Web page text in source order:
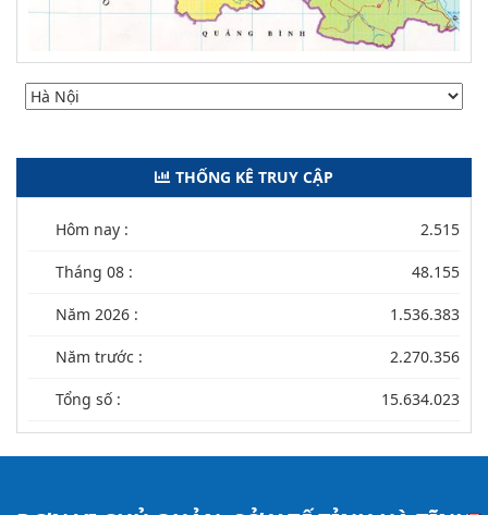
THỐNG KÊ TRUY CẬP
Hôm nay : 2.515
Tháng 08 : 48.155
Năm 2026 : 1.536.383
Năm trước : 2.270.356
Tổng số : 15.634.023